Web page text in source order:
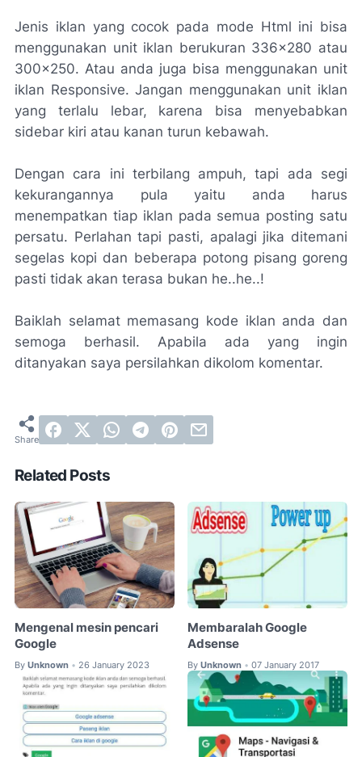
Jenis iklan yang cocok pada mode Html ini bisa
menggunakan unit iklan berukuran 336x280 atau
300x250. Atau anda juga bisa menggunakan unit
iklan Responsive. Jangan menggunakan unit iklan
yang terlalu lebar, karena bisa menyebabkan
sidebar kiri atau kanan turun kebawah.
Dengan cara ini terbilang ampuh, tapi ada segi
kekurangannya pula yaitu anda harus
menempatkan tiap iklan pada semua posting satu
persatu. Perlahan tapi pasti, apalagi jika ditemani
segelas kopi dan beberapa potong pisang goreng
pasti tidak akan terasa bukan he..he..!
Baiklah selamat memasang kode iklan anda dan
semoga berhasil. Apabila ada yang ingin
ditanyakan saya persilahkan dikolom komentar.
Related Posts
Mengenal mesin pencari
Google
By Unknown • 26 January 2023
Membaralah Google
Adsense
By Unknown • 07 January 2017